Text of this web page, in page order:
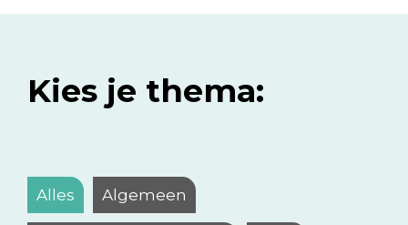
Kies je thema:
Alles Algemeen